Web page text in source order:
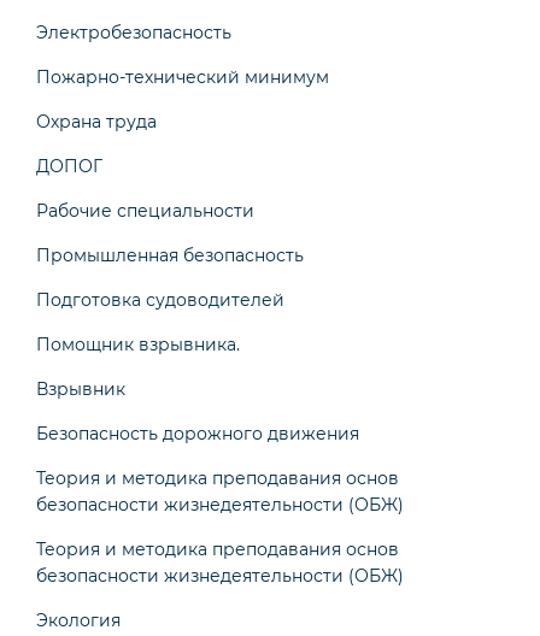
Электробезопасность
Пожарно-технический минимум
Охрана труда
ДОПОГ
Рабочие специальности
Промышленная безопасность
Подготовка судоводителей
Помощник взрывника.
Взрывник
Безопасность дорожного движения
Теория и методика преподавания основ
безопасности жизнедеятельности (ОБЖ)
Теория и методика преподавания основ
безопасности жизнедеятельности (ОБЖ)
Экология